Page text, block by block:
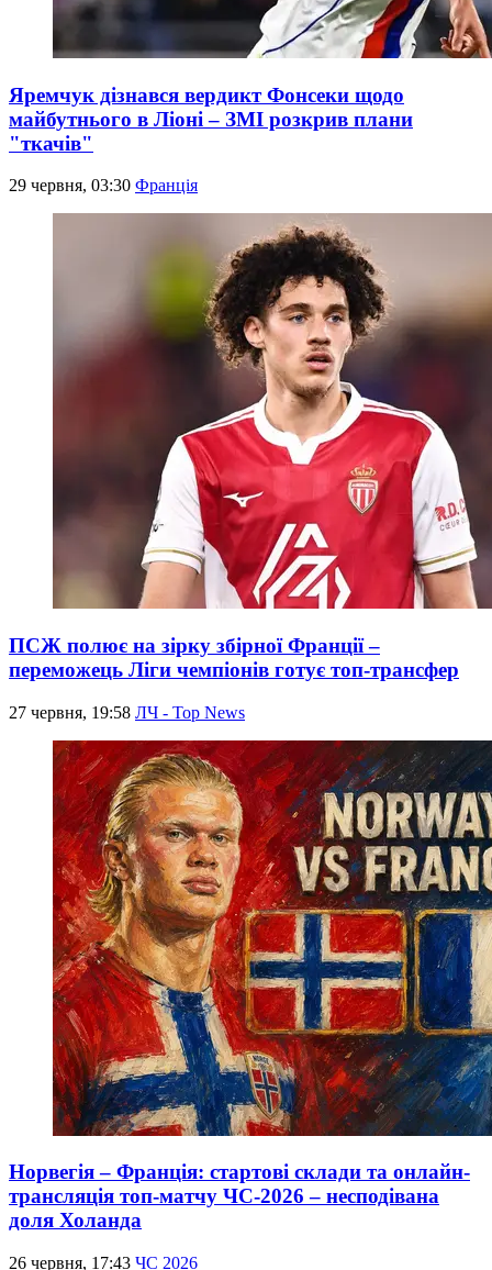
Яремчук дізнався вердикт Фонсеки щодо
майбутнього в Ліоні – ЗМІ розкрив плани
"ткачів"
29 червня, 03:30 Франція
ПСЖ полює на зірку збірної Франції –
переможець Ліги чемпіонів готує топ-трансфер
27 червня, 19:58 ЛЧ - Top News
Норвегія – Франція: стартові склади та онлайн-
трансляція топ-матчу ЧС-2026 – несподівана
доля Холанда
26 червня, 17:43 ЧС 2026